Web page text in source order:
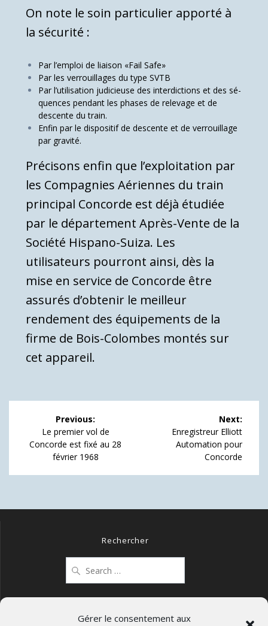
Gérer le consentement aux
On note le soin particulier apporté à
la sécurité :
Par l’emploi de liaison «Fail Safe»
Par les verrouillages du type SVTB
Par l’utilisation judicieuse des interdictions et des sé­
quences pendant les phases de relevage et de
descente du train.
Enfin par le dispositif de descente et de verrouillage
par gravité.
Précisons enfin que l’exploitation par
les Compagnies Aé­riennes du train
principal Concorde est déjà étudiée
par le département Après-Vente de la
Société Hispano-Suiza. Les
utilisateurs pourront ainsi, dès la
mise en service de Con­corde être
assurés d’obtenir le meilleur
rendement des équipements de la
firme de Bois-Colombes montés sur
cet appareil.
Navigation
de
l’article
Previous:
Previous
post:
Le premier vol de
Concorde est fixé au 28
février 1968
Next:
Next
post:
Enregistreur Elliott
Automation pour
Concorde
Rechercher
for: